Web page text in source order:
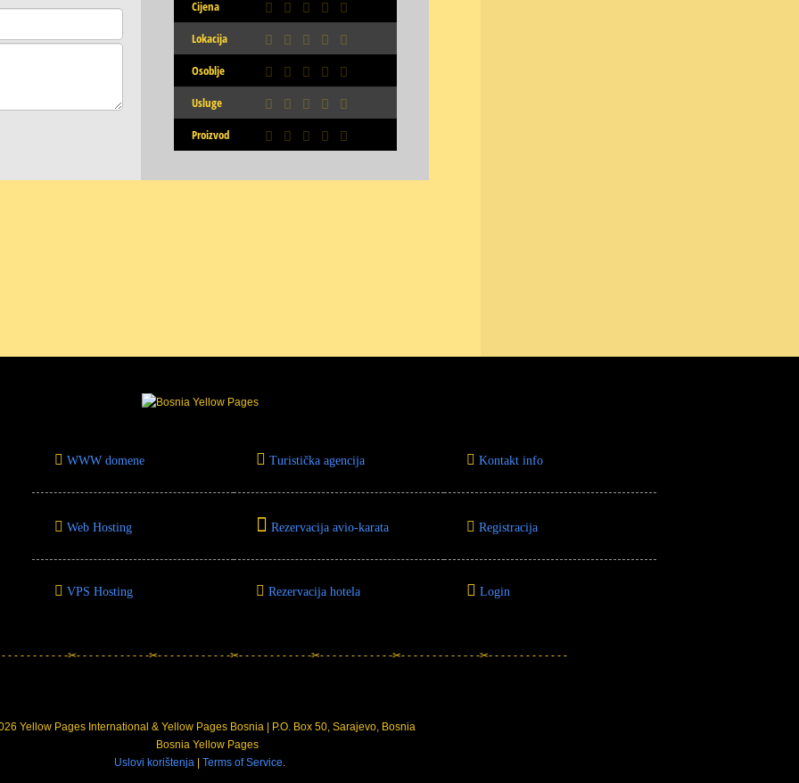
Cijena
Lokacija
Osoblje
Usluge
Proizvod
WWW domene Turistička agencija Kontakt info
Web Hosting Rezervacija avio-karata Registracija
VPS Hosting Rezervacija hotela Login
- - - - - - - - - -✂- - - - - - - - - - - -✂- - - - - - - - - - - -✂- - - - - - - - - - - -✂- - - - - - - - - - - -✂- - - - - - - - - - - - -✂- - - - - - - - - - - - -
Yellow Pages International & Yellow Pages Bosnia | P.O. Box 50, Sarajevo, Bosnia
Uslovi korištenja Terms of Service.